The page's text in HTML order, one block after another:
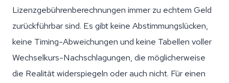
Lizenzgebührenberechnungen immer zu echtem Geld
zurückführbar sind. Es gibt keine Abstimmungslücken,
keine Timing-Abweichungen und keine Tabellen voller
Wechselkurs-Nachschlagungen, die möglicherweise
die Realität widerspiegeln oder auch nicht. Für einen